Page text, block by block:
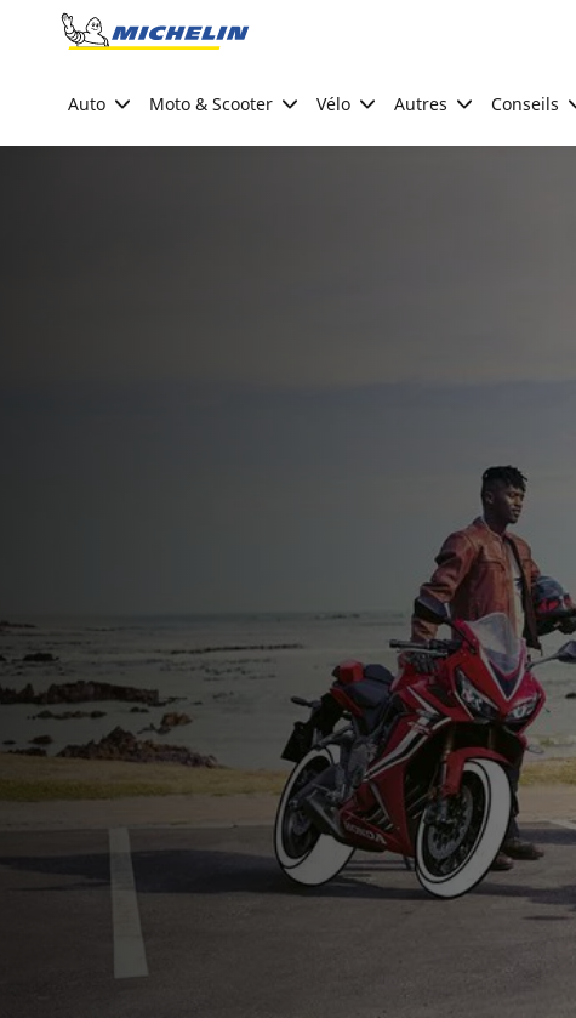
Go to page content
Auto Moto & Scooter Vélo Autres Conseils